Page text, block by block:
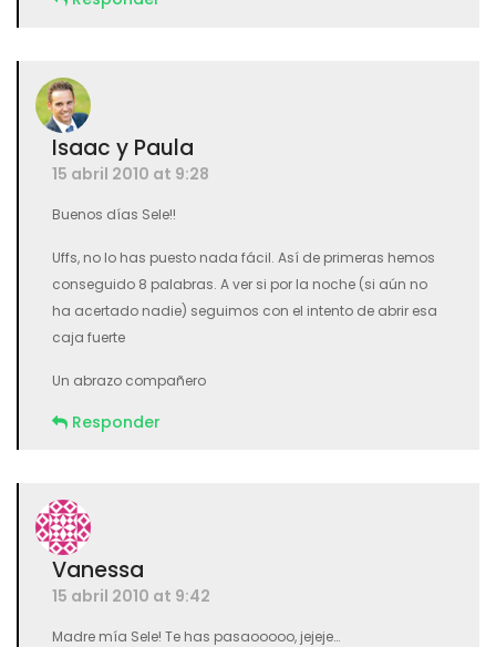
Isaac y Paula
15 abril 2010 at 9:28
Buenos días Sele!!
Uffs, no lo has puesto nada fácil. Así de primeras hemos
conseguido 8 palabras. A ver si por la noche (si aún no
ha acertado nadie) seguimos con el intento de abrir esa
caja fuerte
Un abrazo compañero
Responder
Vanessa
15 abril 2010 at 9:42
Madre mía Sele! Te has pasaooooo, jejeje…